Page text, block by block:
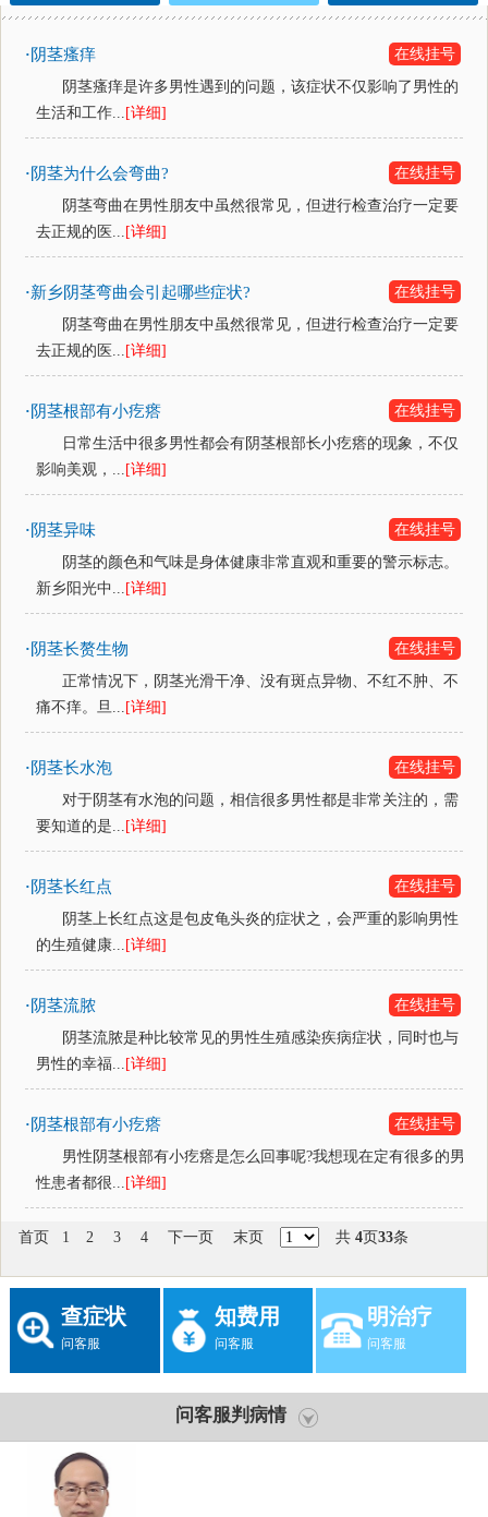
· 阴茎瘙痒
在线挂号
阴茎瘙痒是许多男性遇到的问题，该症状不仅影响了男性的
生活和工作... [详细]
· 阴茎为什么会弯曲?
在线挂号
阴茎弯曲在男性朋友中虽然很常见，但进行检查治疗一定要
去正规的医... [详细]
·新乡阴茎弯曲会引起哪些症状?
在线挂号
阴茎弯曲在男性朋友中虽然很常见，但进行检查治疗一定要
去正规的医... [详细]
· 阴茎根部有小疙瘩
在线挂号
日常生活中很多男性都会有阴茎根部长小疙瘩的现象，不仅
影响美观，... [详细]
· 阴茎异味
在线挂号
阴茎的颜色和气味是身体健康非常直观和重要的警示标志。
新乡阳光中... [详细]
· 阴茎长赘生物
在线挂号
正常情况下，阴茎光滑干净、没有斑点异物、不红不肿、不
痛不痒。旦... [详细]
· 阴茎长水泡
在线挂号
对于阴茎有水泡的问题，相信很多男性都是非常关注的，需
要知道的是... [详细]
· 阴茎长红点
在线挂号
阴茎上长红点这是包皮龟头炎的症状之，会严重的影响男性
的生殖健康... [详细]
· 阴茎流脓
在线挂号
阴茎流脓是种比较常见的男性生殖感染疾病症状，同时也与
男性的幸福... [详细]
· 阴茎根部有小疙瘩
在线挂号
男性阴茎根部有小疙瘩是怎么回事呢?我想现在定有很多的男
性患者都很... [详细]
首页 1 2 3 4 下一页 末页 共 4页33条
查症状
问客服
知费用
问客服
明治疗
问客服
问客服判病情